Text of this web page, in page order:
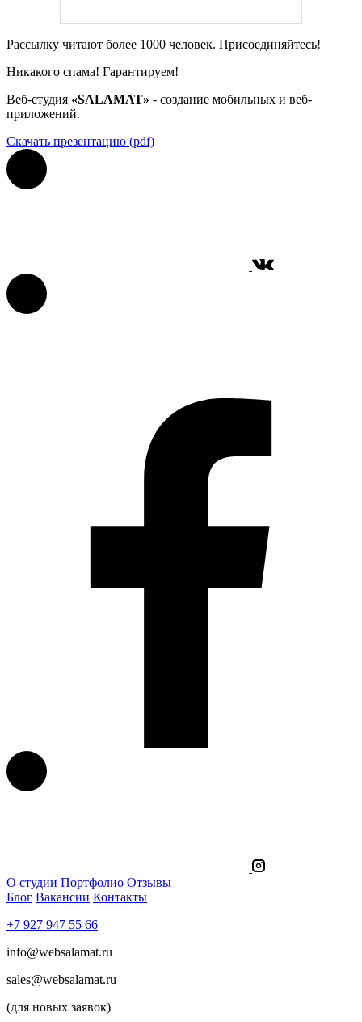
Рассылку читают более 1000 человек. Присоединяйтесь!
Никакого спама! Гарантируем!
Веб-студия «SALAMAT» - создание мобильных и веб-
приложений.
Скачать презентацию (pdf)
О студии Портфолио Отзывы
Блог Вакансии Контакты
+7 927 947 55 66
info@websalamat.ru
sales@websalamat.ru
(для новых заявок)